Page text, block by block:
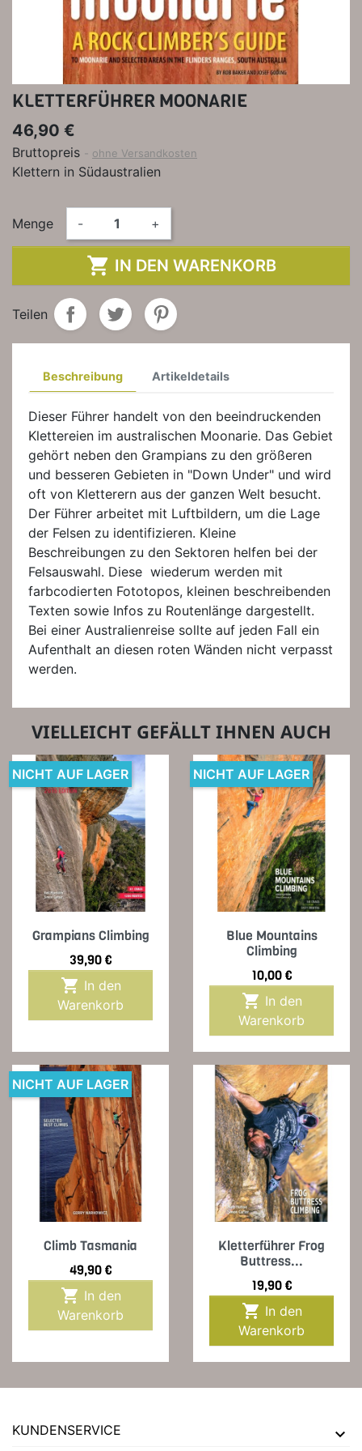
KLETTERFÜHRER MOONARIE
46,90 €
Bruttopreis ohne Versandkosten
Klettern in Südaustralien
Menge - +
 IN DEN WARENKORB
Teilen
Beschreibung Artikeldetails
Dieser Führer handelt von den beeindruckenden
Klettereien im australischen Moonarie. Das Gebiet
gehört neben den Grampians zu den größeren
und besseren Gebieten in "Down Under" und wird
oft von Kletterern aus der ganzen Welt besucht.
Der Führer arbeitet mit Luftbildern, um die Lage
der Felsen zu identifizieren. Kleine
Beschreibungen zu den Sektoren helfen bei der
Felsauswahl. Diese wiederum werden mit
farbcodierten Fototopos, kleinen beschreibenden
Texten sowie Infos zu Routenlänge dargestellt.
Bei einer Australienreise sollte auf jeden Fall ein
Aufenthalt an diesen roten Wänden nicht verpasst
werden.
VIELLEICHT GEFÄLLT IHNEN AUCH
Grampians Climbing
Preis
39,90 €

Warenkorb
NICHT AUF LAGER
Blue Mountains
Climbing
Preis
10,00 €

Warenkorb
NICHT AUF LAGER
Climb Tasmania
Preis
49,90 €

Warenkorb
NICHT AUF LAGER
Kletterführer Frog
Buttress...
Preis
19,90 €

Warenkorb
KUNDENSERVICE